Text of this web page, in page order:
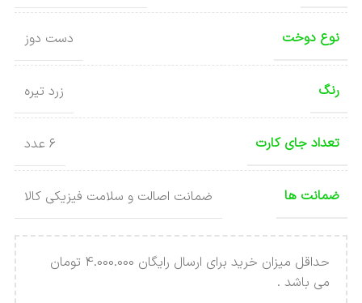
نوع دوخت دست دوز
رنگ زرد تیره
تعداد جای کارت ۶ عدد
ضمانت ها ضمانت اصالت و سلامت فیزیکی کالا
حداقل میزان خرید برای ارسال رایگان 4.000.000 تومان
می باشد .